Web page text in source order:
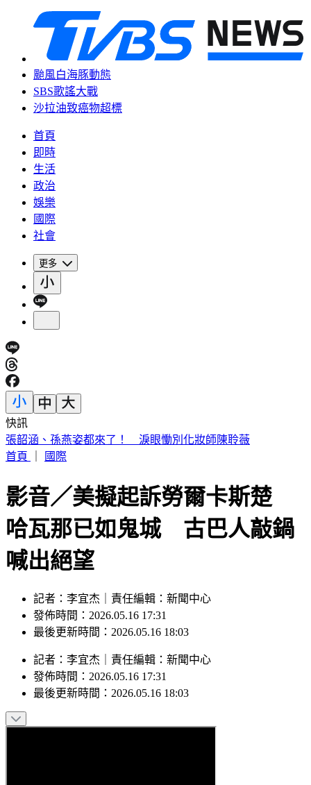
颱風白海豚動態
SBS歌謠大戰
沙拉油致癌物超標
首頁
即時
生活
政治
娛樂
國際
社會
更多
快訊
高雄老闆暖心收留更生人「險全家遭割喉」 12歲兒機智護親
首頁
國際
影音／美擬起訴勞爾卡斯楚
哈瓦那已如鬼城 古巴人敲鍋
喊出絕望
記者：李宜杰｜責任編輯：新聞中心
發佈時間：2026.05.16 17:31
最後更新時間：2026.05.16 18:03
記者 ： 李宜杰 責任編輯 ： 新聞中心
發佈時間： 2026.05.16 17:31
最後更新時間： 2026.05.16 18:03